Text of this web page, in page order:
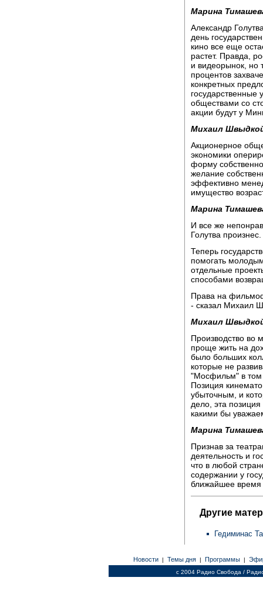
Марина
Александр
день
кино все еще
растет. Правда,
и видеорынок, но
процентов
конкретных
государственные
обществами со
акции будут у
Михаил
Акционерное
экономики
форму
желание
эффективно
имущество
Марина
И все же
Голутва произнес.
Теперь
помогать
отдельные
способами
Права на
- сказал Михаил
Михаил
Производство во
проще жить на
было больших
которые не
"Мосфильм" в том
Позиция
убыточным, и
дело, эта
какими бы
Марина
Признав за
деятельность и
что в любой
содержании у
ближайшее время
Другие
Гедиминас
Новости | Темы дня | Программы |
c 2004 Радио Свобода /